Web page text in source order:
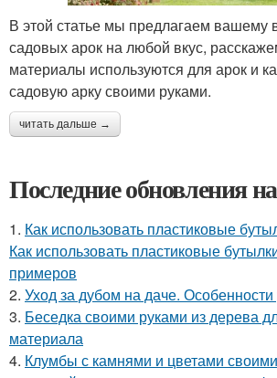
В этой статье мы предлагаем
садовых арок на любой вкус,
материалы используются для арок и
садовую арку своими руками.
читать дальше →
Последние обновления
1. Как использовать пластиковые
Как использовать пластиковые
примеров
2. Уход за дубом на даче. Особенности
3. Беседка своими руками из дерева
материала
4. Клумбы с камнями и цветами